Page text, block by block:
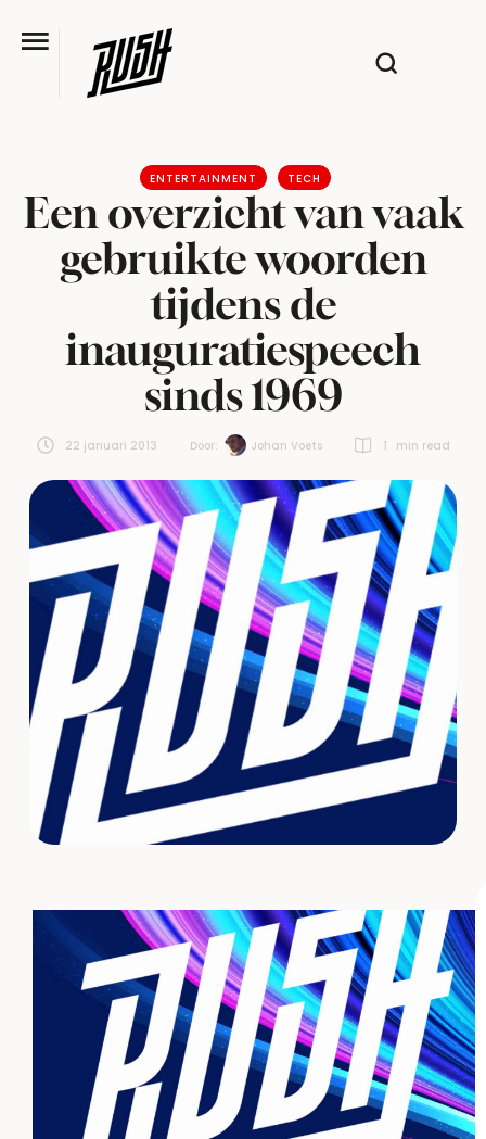
ENTERTAINMENT TECH
Een overzicht van vaak
gebruikte woorden
tijdens de
inauguratiespeech
sinds 1969
22 januari 2013 Door: Johan Voets 1 min read